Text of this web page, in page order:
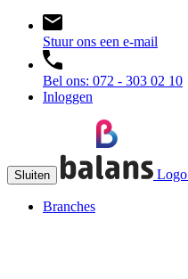
Stuur ons een e-mail
Bel ons: 072 - 303 02 10
Inloggen
Sluiten
Branches